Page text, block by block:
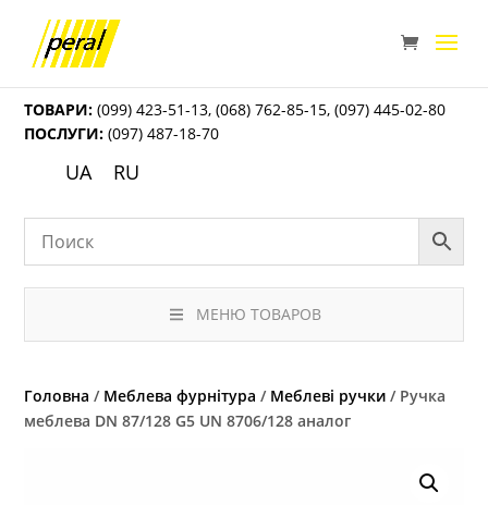
ТОВАРИ: (099) 423-51-13,(068) 762-85-15,(097) 445-02-80
ПОСЛУГИ: (097) 487-18-70
UA RU
МЕНЮ ТОВАРОВ
Головна / Меблева фурнітура / Меблеві ручки / Ручка
меблева DN 87/128 G5 UN 8706/128 аналог